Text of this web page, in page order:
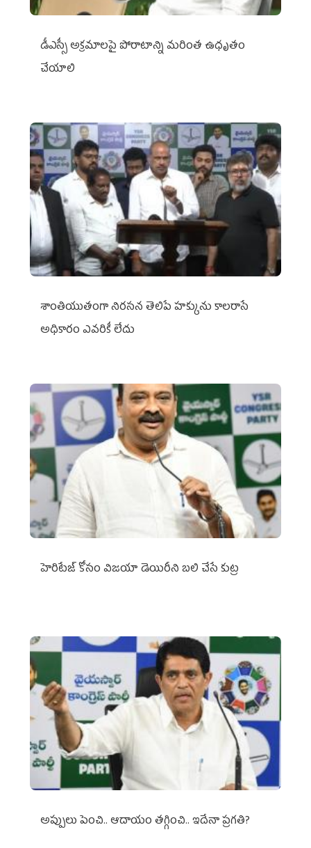
డీఎస్సీ అక్రమాలపై పోరాటాన్ని మరింత ఉధృతం
చేయాలి
శాంతియుతంగా నిరసన తెలిపే హక్కును కాలరాసే
అధికారం ఎవరికీ లేదు
హెరిటేజ్ కోసం విజయా డెయిరీని బలి చేసే కుట్ర‌
అప్పులు పెంచి.. ఆదాయం తగ్గించి.. ఇదేనా ప్రగతి?